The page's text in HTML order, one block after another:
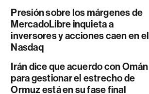
Presión sobre los márgenes de
MercadoLibre inquieta a
inversores y acciones caen en el
Nasdaq
Irán dice que acuerdo con Omán
para gestionar el estrecho de
Ormuz está en su fase final